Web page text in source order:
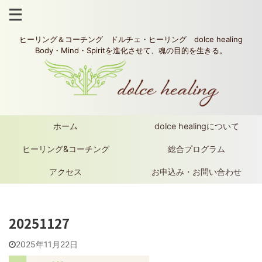
ヒーリング＆コーチング ドルチェ・ヒーリング dolce healing
Body・Mind・Spiritを進化させて、魂の目的を生きる。
ホーム dolce healingについて
ヒーリング&コーチング 総合プログラム
アクセス お申込み・お問い合わせ
20251127
2025年11月22日